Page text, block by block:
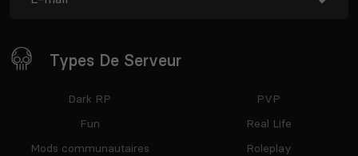
Types De Serveur
Dark RP
Fun
Mods communautaires
PVP
Real Life
Roleplay